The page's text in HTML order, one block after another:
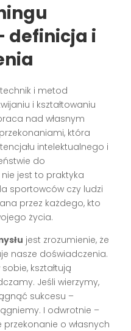
definicja i
i metod
i kształtowaniu
nad własnym
która
intelektualnego i
do
jest to praktyka
sportowców czy ludzi
przez każdego, kto
życia.
jest zrozumienie, że
nasze doświadczenia.
kształtują
Jeśli wierzymy,
sukcesu –
I odwrotnie –
o własnych